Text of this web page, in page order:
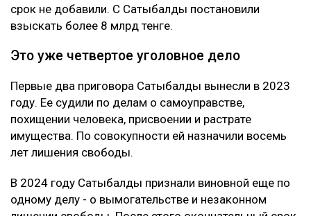
срок не добавили. С Сатыбалды постановили
взыскать более 8 млрд тенге.
Это уже четвертое уголовное дело
Первые два приговора Сатыбалды вынесли в 2023
году. Ее судили по делам о самоуправстве,
похищении человека, присвоении и растрате
имущества. По совокупности ей назначили восемь
лет лишения свободы.
В 2024 году Сатыбалды признали виновной еще по
одному делу - о вымогательстве и незаконном